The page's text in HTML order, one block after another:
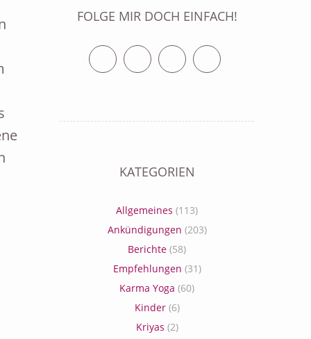
FOLGE MIR DOCH EINFACH!
TwitterFacebookVimeo RSS Feed
KATEGORIEN
Allgemeines (113)
Ankündigungen (203)
Berichte (58)
Empfehlungen (31)
Karma Yoga (60)
Kinder(6)
Kriyas (2)